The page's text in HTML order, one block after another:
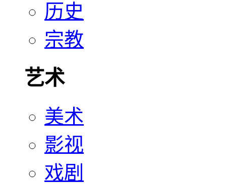
历史
宗教
艺术
美术
影视
戏剧